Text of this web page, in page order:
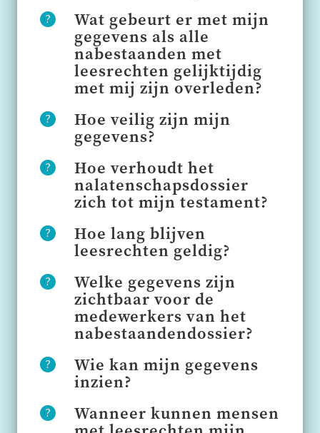
Wat gebeurt er met mijn
gegevens als alle
nabestaanden met
leesrechten gelijktijdig
met mij zijn overleden?
Hoe veilig zijn mijn
gegevens?
Hoe verhoudt het
nalatenschapsdossier
zich tot mijn testament?
Hoe lang blijven
leesrechten geldig?
Welke gegevens zijn
zichtbaar voor de
medewerkers van het
nabestaandendossier?
Wie kan mijn gegevens
inzien?
Wanneer kunnen mensen